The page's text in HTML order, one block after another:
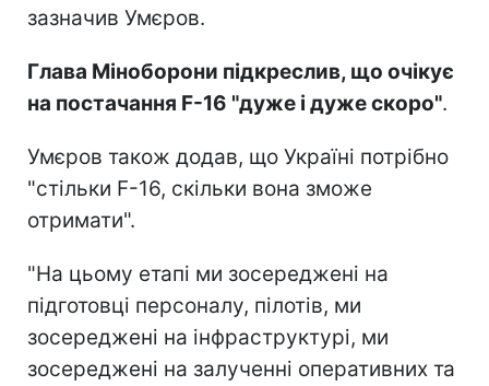
зазначив Умєров.
Глава Міноборони підкреслив, що очікує
на постачання F-16 "дуже і дуже скоро".
Умєров також додав, що Україні потрібно
"стільки F-16, скільки вона зможе
отримати".
"На цьому етапі ми зосереджені на
підготовці персоналу, пілотів, ми
зосереджені на інфраструктурі, ми
зосереджені на залученні оперативних та